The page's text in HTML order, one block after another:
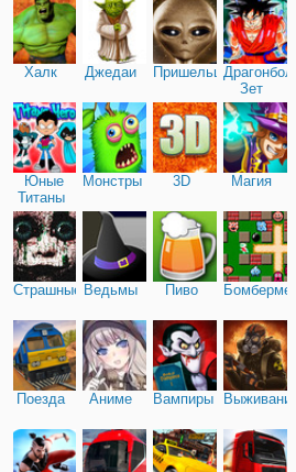
Халк Джедаи ПришельцыДрагонболл
Зет
Юные
Титаны
Монстры 3D Магия
Страшные Ведьмы Пиво Бомбермен
Поезда Аниме Вампиры Выживание